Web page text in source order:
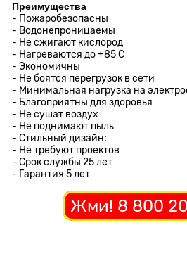
Преимущества
- Пожаробезопасны
- Водонепроницаемы
- Не сжигают кислород
- Нагреваются до +85 С
- Экономичны
- Не боятся перегрузок в сети
- Минимальная нагрузка на
- Благоприятны для здоровья
- Не сушат воздух
- Не поднимают пыль
- Стильный дизайн;
- Не требуют проектов
- Срок службы 25 лет
- Гарантия 5 лет
Жми! 8 800